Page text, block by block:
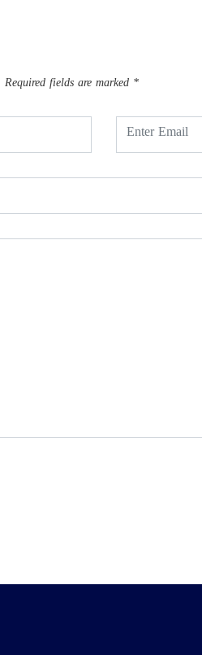
Required fields are marked *